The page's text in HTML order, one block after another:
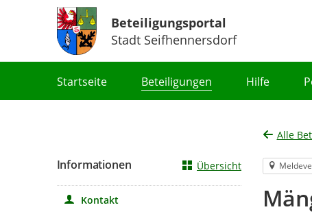
Beteiligungsportal
Stadt Seifhennersdorf
Startseite Beteiligungen Hilfe
Alle
Informationen Übersicht
Kontakt